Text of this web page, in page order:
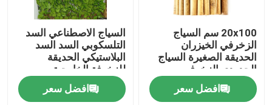
20x100 سم السياج
الزخرفي الخيزران
الحديقة الصغيرة السياج
الحدودي الزخرفي
افضل سعر
السياج الاصطناعي السد
التلسكوبي السد السد
البلاستيكي الحديقة
للزخرفة الخارجية
افضل سعر